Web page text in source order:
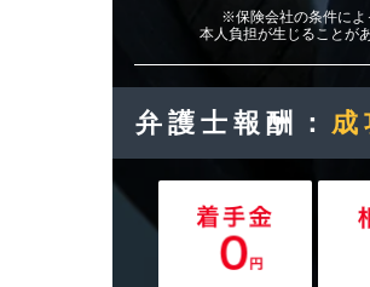
※保険会社の条件によ
本人負担が生じることが
弁護士報酬： 成